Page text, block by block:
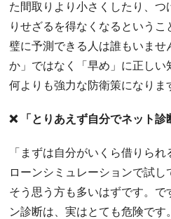
た間取りより小さくしたり、つ
りせざるを得なくなるという
璧に予測できる人は誰もいませ
か」ではなく「早め」に正しい
何よりも強力な防衛策になりま
❌ 「とりあえず自分でネット診
「まずは自分がいくら借りら
ローンシミュレーションで試し
そう思う方も多いはずです。
ン診断は、実はとても危険で